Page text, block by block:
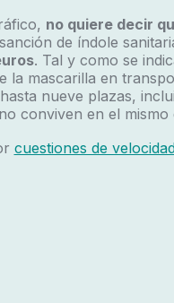
no quiere decir
de índole
. Tal y como se
la mascarilla en
nueve plazas,
conviven en el mismo
cuestiones de